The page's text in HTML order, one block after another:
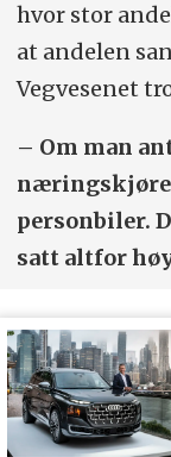
hvor stor
at andelen
Vegvesenet
– Om man
personbiler.
satt altfor